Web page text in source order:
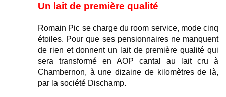
Un lait de première qualité
Romain Pic se charge du room service, mode cinq
étoiles. Pour que ses pensionnaires ne manquent
de rien et donnent un lait de première qualité qui
sera transformé en AOP cantal au lait cru à
Chambernon, à une dizaine de kilomètres de là,
par la société Dischamp.